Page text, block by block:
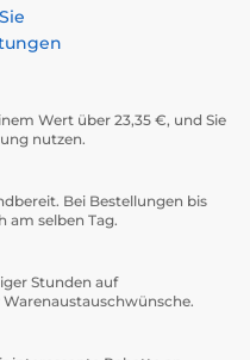
Wert über 23,35 €, und Sie
nutzen.
Bei Bestellungen bis
am selben Tag.
Stunden auf